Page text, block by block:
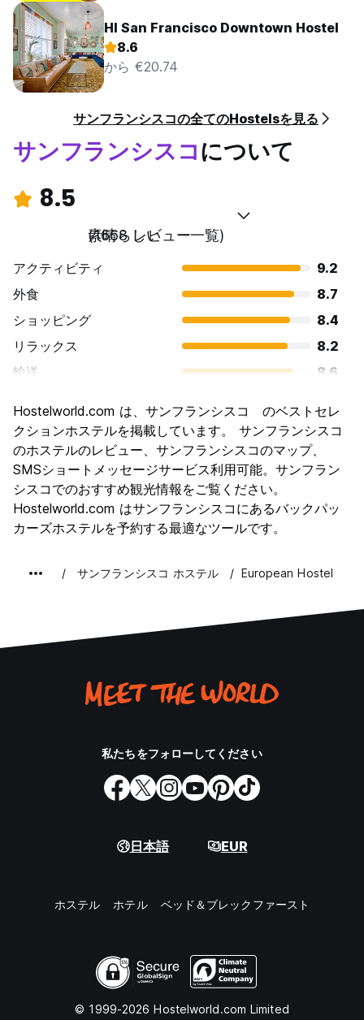
HI San Francisco Downtown Hostel
8.6
から €20.74
サンフランシスコの全てのHostelsを見る
サンフランシスコについて
8.5
素晴らしい
(1668 レビュー一覧)
アクティビティ
9.2
外食
8.7
ショッピング
8.4
リラックス
8.2
輸送
8.6
文化
8.9
ナイトライフ
コストパフォーマンス
7.4
Hostelworld.com は、サンフランシスコ のベストセレ
クションホステルを掲載しています。 サンフランシスコ
のホステルのレビュー、サンフランシスコのマップ、
SMSショートメッセージサービス利用可能。サンフラン
シスコでのおすすめ観光情報をご覧ください。
Hostelworld.com はサンフランシスコにあるバックパッ
カーズホステルを予約する最適なツールです。
サンフランシスコ ホステル European Hostel
私たちをフォローしてください
日本語 EUR
ホステル ホテル ベッド＆ブレックファースト
© 1999-2026 Hostelworld.com Limited